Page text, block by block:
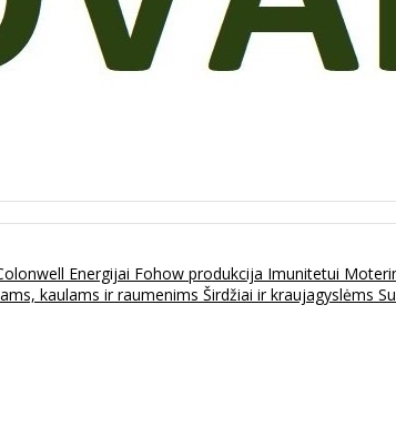
Energijai Fohow produkcija Imunitetui
kaulams ir raumenims Širdžiai ir kraujagyslėms